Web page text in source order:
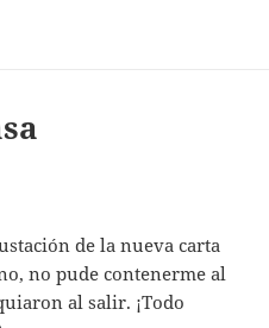
de la nueva carta
no pude contenerme al
al salir. ¡Todo